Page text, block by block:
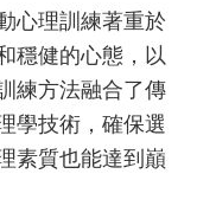
心理訓練著重於
穩健的心態，以
練方法融合了傳
學技術，確保選
素質也能達到巔